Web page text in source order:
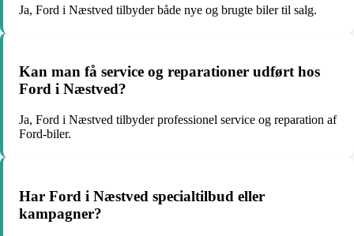
Ja, Ford i Næstved tilbyder både nye og brugte biler til salg.
Kan man få service og reparationer udført hos
Ford i Næstved?
Ja, Ford i Næstved tilbyder professionel service og reparation af
Ford-biler.
Har Ford i Næstved specialtilbud eller
kampagner?